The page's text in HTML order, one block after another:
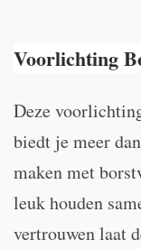
Voorlichting
Deze
biedt je meer
maken met
leuk houden
vertrouwen laat